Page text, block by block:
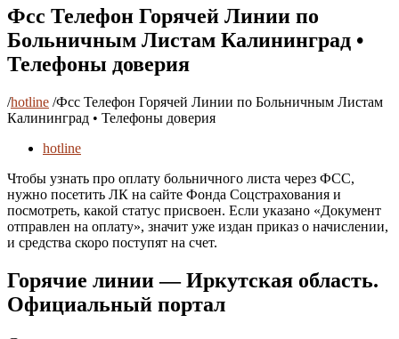
Фсс Телефон Горячей Линии по
Больничным Листам Калининград •
Телефоны доверия
/hotline /Фсс Телефон Горячей Линии по Больничным Листам
Калининград • Телефоны доверия
hotline
Чтобы узнать про оплату больничного листа через ФСС,
нужно посетить ЛК на сайте Фонда Соцстрахования и
посмотреть, какой статус присвоен. Если указано «Документ
отправлен на оплату», значит уже издан приказ о начислении,
и средства скоро поступят на счет.
Горячие линии — Иркутская область.
Официальный портал